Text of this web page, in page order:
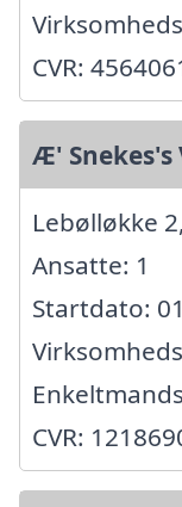
CVR:
Æ'
Lebølløkke
Ansatte: 1
Startdato:
CVR: